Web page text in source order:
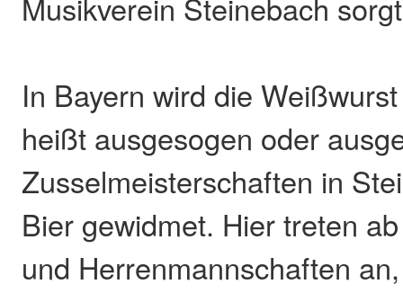
In Bayern wird die
heißt ausgesogen oder
Zusselmeisterschaften in
Bier gewidmet. Hier treten
und Herrenmannschaften